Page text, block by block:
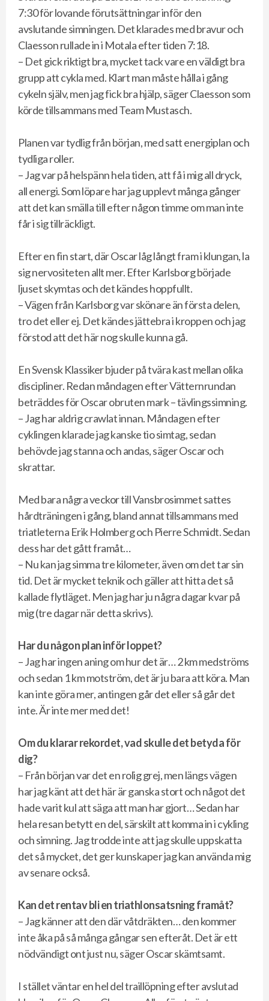
7:30 för lovande förutsättningar inför den
avslutande simningen. Det klarades med bravur och
Claesson rullade in i Motala efter tiden 7:18.
– Det gick riktigt bra, mycket tack vare en väldigt bra
grupp att cykla med. Klart man måste hålla i gång
cykeln själv, men jag fick bra hjälp, säger Claesson som
körde tillsammans med Team Mustasch.
Planen var tydlig från början, med satt energiplan och
tydliga roller.
– Jag var på helspänn hela tiden, att få i mig all dryck,
all energi. Som löpare har jag upplevt många gånger
att det kan smälla till efter någon timme om man inte
får i sig tillräckligt.
Efter en fin start, där Oscar låg långt fram i klungan, la
sig nervositeten allt mer. Efter Karlsborg började
ljuset skymtas och det kändes hoppfullt.
– Vägen från Karlsborg var skönare än första delen,
tro det eller ej. Det kändes jättebra i kroppen och jag
förstod att det här nog skulle kunna gå.
En Svensk Klassiker bjuder på tvära kast mellan olika
discipliner. Redan måndagen efter Vätternrundan
beträddes för Oscar obruten mark – tävlingssimning.
– Jag har aldrig crawlat innan. Måndagen efter
cyklingen klarade jag kanske tio simtag, sedan
behövde jag stanna och andas, säger Oscar och
skrattar.
Med bara några veckor till Vansbrosimmet sattes
hårdträningen i gång, bland annat tillsammans med
triatleterna Erik Holmberg och Pierre Schmidt. Sedan
dess har det gått framåt…
– Nu kan jag simma tre kilometer, även om det tar sin
tid. Det är mycket teknik och gäller att hitta det så
kallade flytläget. Men jag har ju några dagar kvar på
mig (tre dagar när detta skrivs).
Har du någon plan inför loppet?
– Jag har ingen aning om hur det är… 2 km medströms
och sedan 1 km motström, det är ju bara att köra. Man
kan inte göra mer, antingen går det eller så går det
inte. Är inte mer med det!
Om du klarar rekordet, vad skulle det betyda för
dig?
– Från början var det en rolig grej, men längs vägen
har jag känt att det här är ganska stort och något det
hade varit kul att säga att man har gjort… Sedan har
hela resan betytt en del, särskilt att komma in i cykling
och simning. Jag trodde inte att jag skulle uppskatta
det så mycket, det ger kunskaper jag kan använda mig
av senare också.
Kan det rentav bli en triathlonsatsning framåt?
– Jag känner att den där våtdräkten… den kommer
inte åka på så många gångar sen efteråt. Det är ett
nödvändigt ont just nu, säger Oscar skämtsamt.
I stället väntar en hel del traillöpning efter avslutad